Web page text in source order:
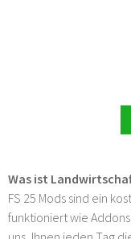
Was ist
FS 25 Mods sind ein
funktioniert wie